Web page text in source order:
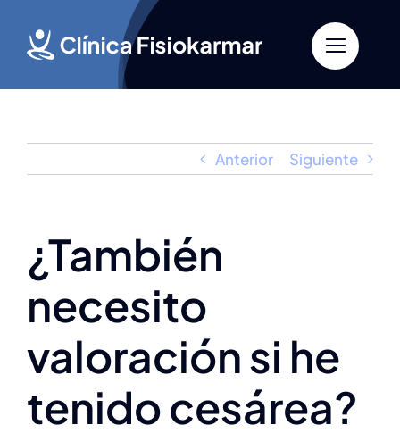
contenido
Anterior Siguiente
¿También
necesito
valoración si he
tenido cesárea?